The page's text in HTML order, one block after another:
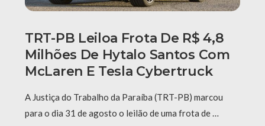
TRT-PB Leiloa Frota De R$ 4,8
Milhões De Hytalo Santos Com
McLaren E Tesla Cybertruck
A Justiça do Trabalho da Paraíba (TRT-PB) marcou
para o dia 31 de agosto o leilão de uma frota de …